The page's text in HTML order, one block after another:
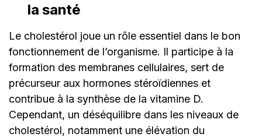
la santé
Le cholestérol joue un rôle essentiel dans le bon
fonctionnement de l’organisme. Il participe à la
formation des membranes cellulaires, sert de
précurseur aux hormones stéroïdiennes et
contribue à la synthèse de la vitamine D.
Cependant, un déséquilibre dans les niveaux de
cholestérol, notamment une élévation du